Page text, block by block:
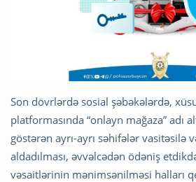
Son dövrlərdə sosial şəbəkələrdə,
platformasında “onlayn mağaza” adı
göstərən ayrı-ayrı səhifələr vasitəsilə
aldadılması, əvvəlcədən ödəniş
vəsaitlərinin mənimsənilməsi halları